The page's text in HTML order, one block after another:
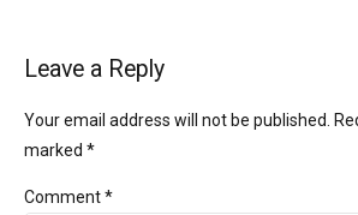
Leave a Reply
Your email address will not be published.
marked *
Comment*